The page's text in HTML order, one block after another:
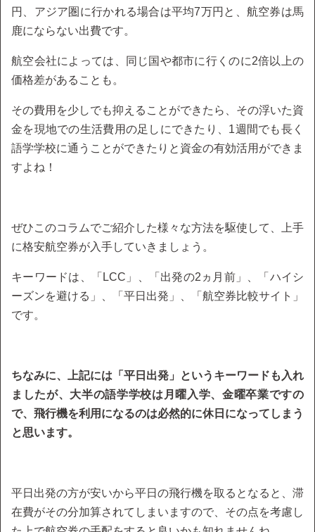
円、アジア圏に行かれる場合は平均7万円と、航空券は馬
鹿にならない出費です。
航空会社によっては、同じ国や都市に行くのに2倍以上の
価格差があることも。
その費用を少しでも抑えることができたら、その浮いた資
金を現地での生活費用の足しにできたり、1週間でも長く
語学学校に通うことができたりと資金の有効活用ができま
すよね！
ぜひこのコラムでご紹介した様々な方法を駆使して、上手
に格安航空券が入手していきましょう。
キーワードは、「LCC」、「出発の2ヵ月前」、「ハイシ
ーズンを避ける」、「平日出発」、「航空券比較サイト」
です。
ちなみに、上記には「平日出発」というキーワードも入れ
ましたが、大半の語学学校は月曜入学、金曜卒業ですの
で、飛行機を利用になるのは必然的に休日になってしまう
と思います。
平日出発の方が安いから平日の飛行機を取るとなると、滞
在費がその分加算されてしまいますので、その点を考慮し